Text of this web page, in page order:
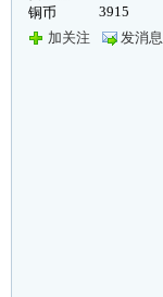
铜币
3915
加关注
发消息